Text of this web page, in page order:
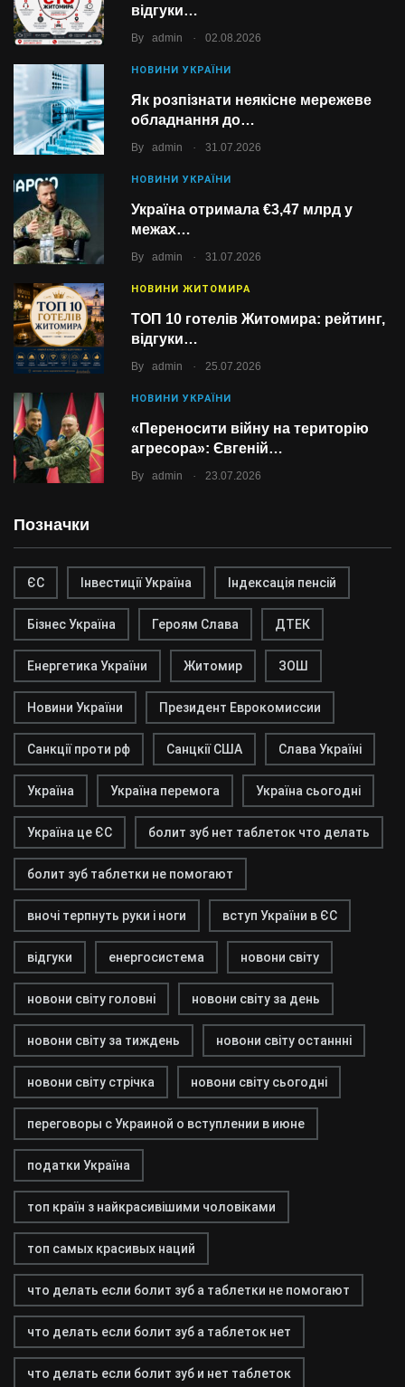
відгуки…
By admin . 02.08.2026
НОВИНИ УКРАЇНИ
Як розпізнати неякісне мережеве
обладнання до…
By admin . 31.07.2026
НОВИНИ УКРАЇНИ
Україна отримала €3,47 млрд у
межах…
By admin . 31.07.2026
НОВИНИ ЖИТОМИРА
ТОП 10 готелів Житомира: рейтинг,
відгуки…
By admin . 25.07.2026
НОВИНИ УКРАЇНИ
«Переносити війну на територію
агресора»: Євгеній…
By admin . 23.07.2026
Позначки
ЄС Інвестиції Україна Індексація пенсій
Бізнес Україна Героям Слава ДТЕК
Енергетика України Житомир ЗОШ
Новини України Президент Еврокомиссии
Санкції проти рф Санцкії США Слава Україні
Україна Україна перемога Україна сьогодні
Україна це ЄС болит зуб нет таблеток что делать
болит зуб таблетки не помогают
вночі терпнуть руки і ноги вступ України в ЄС
відгуки енергосистема новони світу
новони світу головні новони світу за день
новони світу за тиждень новони світу останнні
новони світу стрічка новони світу сьогодні
переговоры с Украиной о вступлении в июне
податки Україна
топ країн з найкрасивішими чоловіками
топ самых красивых наций
что делать если болит зуб а таблетки не помогают
что делать если болит зуб а таблеток нет
что делать если болит зуб и нет таблеток